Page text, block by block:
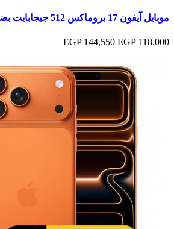
موبايل آيفون 17 بروماكس 512 جيجابايت بضمان محلي ABM
118,000 EGP
144,550 EGP